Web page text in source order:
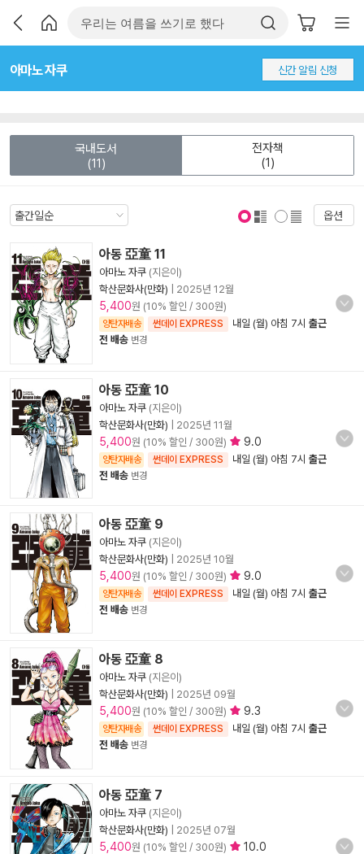
아마노 자쿠 신간 알림 신청
국내도서
(11)
전자책
(1)
옵션
아동 亞童 11
아마노 자쿠 (지은이)
학산문화사(만화)
2025년 12월
5,400원 (10% 할인 / 300원)
양탄자배송 썬데이 EXPRESS 내일 (월) 아침 7시 출근
전 배송 변경
아동 亞童 10
아마노 자쿠 (지은이)
학산문화사(만화)
2025년 11월
5,400원 (10% 할인 / 300원) 9.0
양탄자배송 썬데이 EXPRESS 내일 (월) 아침 7시 출근
전 배송 변경
아동 亞童 9
아마노 자쿠 (지은이)
학산문화사(만화)
2025년 10월
5,400원 (10% 할인 / 300원) 9.0
양탄자배송 썬데이 EXPRESS 내일 (월) 아침 7시 출근
전 배송 변경
아동 亞童 8
아마노 자쿠 (지은이)
학산문화사(만화)
2025년 09월
5,400원 (10% 할인 / 300원) 9.3
양탄자배송 썬데이 EXPRESS 내일 (월) 아침 7시 출근
전 배송 변경
아동 亞童 7
아마노 자쿠 (지은이)
학산문화사(만화)
2025년 07월
5,400원 (10% 할인 / 300원) 10.0